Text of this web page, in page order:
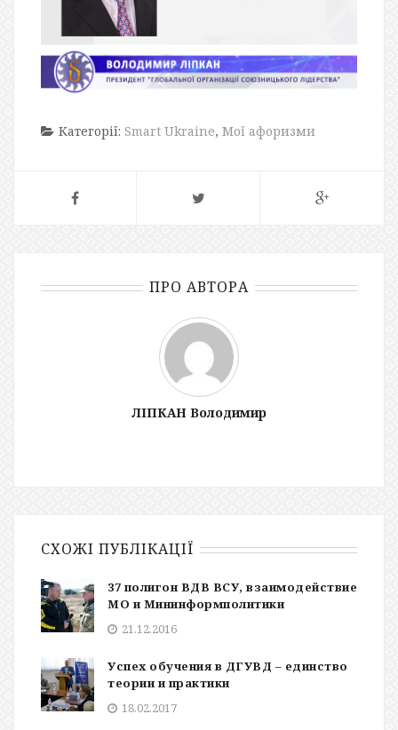
Категорії: Smart Ukraine, Мої афоризми
ПРО АВТОРА
ЛІПКАН Володимир
СХОЖІ ПУБЛІКАЦІЇ
37 полигон ВДВ ВСУ, взаимодействие
МО и Мининформполитики
21.12.2016
Успех обучения в ДГУВД – единство
теории и практики
18.02.2017